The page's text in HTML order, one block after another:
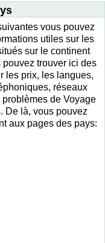
vous pouvez
utiles sur les
sur le continent
pouvez trouver ici des
les prix, les langues,
réseaux
de Voyage
De là, vous pouvez
aux pages des pays: